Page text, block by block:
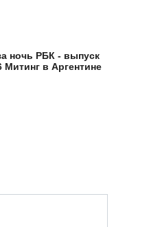
ночь РБК - выпуск
Митинг в Аргентине